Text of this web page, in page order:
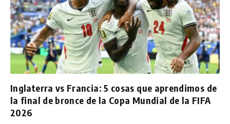
Inglaterra vs Francia: 5 cosas que aprendimos de
la final de bronce de la Copa Mundial de la FIFA
2026